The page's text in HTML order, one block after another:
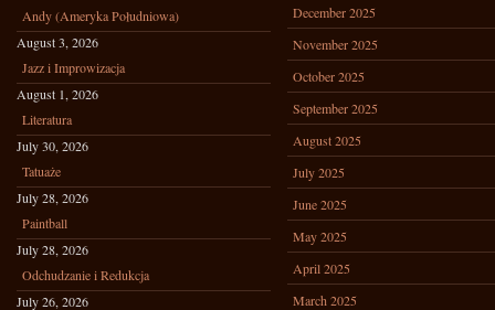
Andy (Ameryka Południowa)
August 3, 2026
Jazz i Improwizacja
August 1, 2026
Literatura
July 30, 2026
Tatuaże
July 28, 2026
Paintball
July 28, 2026
Odchudzanie i Redukcja
July 26, 2026
December 2025
November 2025
October 2025
September 2025
August 2025
July 2025
June 2025
May 2025
April 2025
March 2025